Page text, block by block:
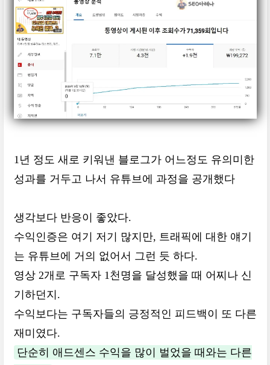
1년 정도 새로 키워낸 블로그가 어느정도 유의미한
성과를 거두고 나서 유튜브에 과정을 공개했다
생각보다 반응이 좋았다.
수익인증은 여기 저기 많지만, 트래픽에 대한 얘기
는 유튜브에 거의 없어서 그런 듯 하다.
영상 2개로 구독자 1천명을 달성했을 때 어찌나 신
기하던지.
수익보다는 구독자들의 긍정적인 피드백이 또 다른
재미였다.
단순히 애드센스 수익을 많이 벌었을 때와는 다른